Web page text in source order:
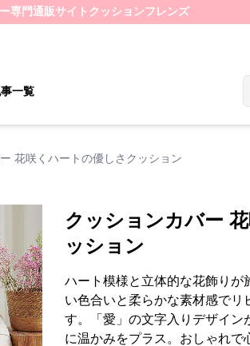
専門通販サイト クッションフレンズ
一覧
花咲くハートの優しさクッション
クッションカバー
ッション
ハート模様と立体的な花飾りが
い色合いと柔らかな素材感でリ
す。「愛」の文字入りデザイン
に温かみをプラス。おしゃれ